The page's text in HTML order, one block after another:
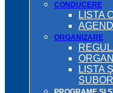
CONDUCERE
LISTA
ORGANIZARE
LISTA